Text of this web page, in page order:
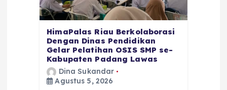
HimaPalas Riau Berkolaborasi
Dengan Dinas Pendidikan
Gelar Pelatihan OSIS SMP se-
Kabupaten Padang Lawas
Dina Sukandar
Agustus 5, 2026